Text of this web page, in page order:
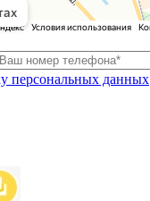
персональных данных